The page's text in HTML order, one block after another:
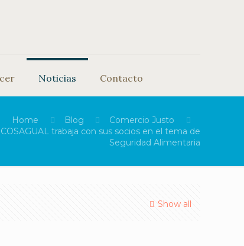
Noticias Contacto
Home Blog
Comercio Justo
COSAGUAL trabaja con sus socios en el tema de
Seguridad Alimentaria
Show all